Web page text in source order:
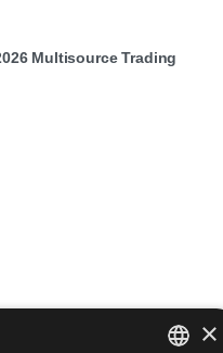
Multisource Trading
×